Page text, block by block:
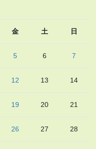
金 土 日
5 6 7
12 13 14
19 20 21
26 27 28